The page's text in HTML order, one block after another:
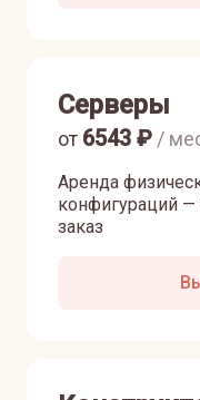
Серверы
Аренда
конфигураций
заказ
от 6543 ₽ /